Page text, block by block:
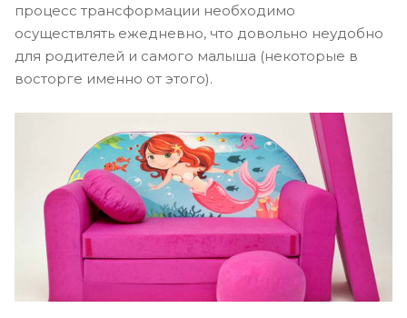
процесс трансформации необходимо
осуществлять ежедневно, что довольно неудобно
для родителей и самого малыша (некоторые в
восторге именно от этого).